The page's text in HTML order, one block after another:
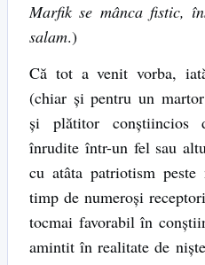
Marfik se mânca fistic,
salam.)
Că tot a venit vorba,
(chiar și pentru un
și plătitor conștiincios
înrudite într-un fel sau
cu atâta patriotism
timp de numeroși
tocmai favorabil în
amintit în realitate de